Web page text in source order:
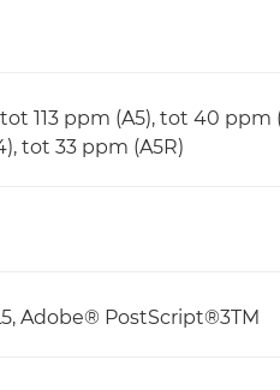
113 ppm (A5), tot 40 ppm
tot 33 ppm (A5R)
Adobe® PostScript®3TM